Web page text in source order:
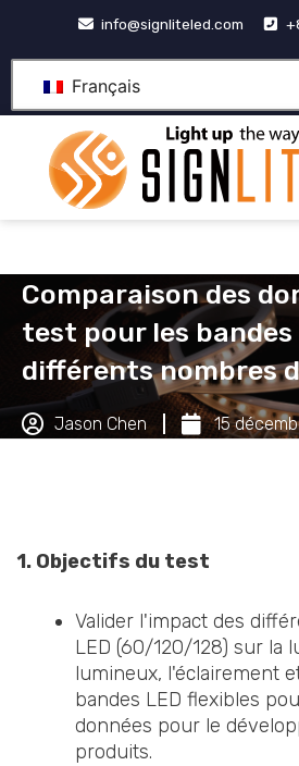
contenu
info@signliteled.com
Français
Comparaison des
test pour les bandes
différents nombres
Jason Chen 15
1. Objectifs du test
Valider l'impact des
LED (60/120/128) sur la
lumineux, l'éclairement
bandes LED flexibles
données pour le
produits.